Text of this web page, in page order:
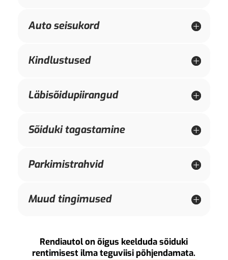
Auto seisukord
Kindlustused
Läbisõidupiirangud
Sõiduki tagastamine
Parkimistrahvid
Muud tingimused
Rendiautol on õigus keelduda sõiduki
rentimisest ilma teguviisi põhjendamata.